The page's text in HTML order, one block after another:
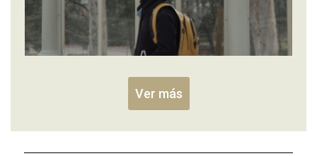
Ver más